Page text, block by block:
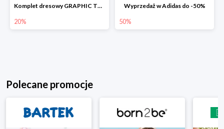
Komplet dresowy GRAPHIC TRACK SUIT -20%
20%
Wyprzedaż w Adidas do -50%
50%
Polecane promocje